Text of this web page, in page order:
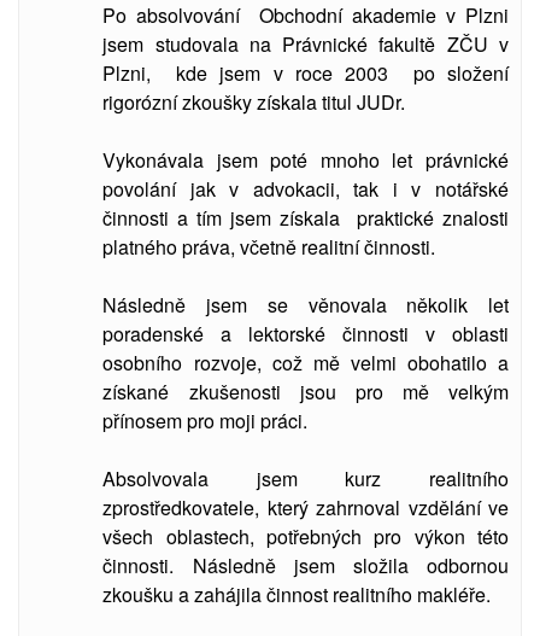
Po absolvování Obchodní akademie v Plzni
jsem studovala na Právnické fakultě ZČU v
Plzni, kde jsem v roce 2003 po složení
rigorózní zkoušky získala titul JUDr.
Vykonávala jsem poté mnoho let právnické
povolání jak v advokacii, tak i v notářské
činnosti a tím jsem získala praktické znalosti
platného práva, včetně realitní činnosti.
Následně jsem se věnovala několik let
poradenské a lektorské činnosti v oblasti
osobního rozvoje, což mě velmi obohatilo a
získané zkušenosti jsou pro mě velkým
přínosem pro moji práci.
Absolvovala jsem kurz realitního
zprostředkovatele, který zahrnoval vzdělání ve
všech oblastech, potřebných pro výkon této
činnosti. Následně jsem složila odbornou
zkoušku a zahájila činnost realitního makléře.